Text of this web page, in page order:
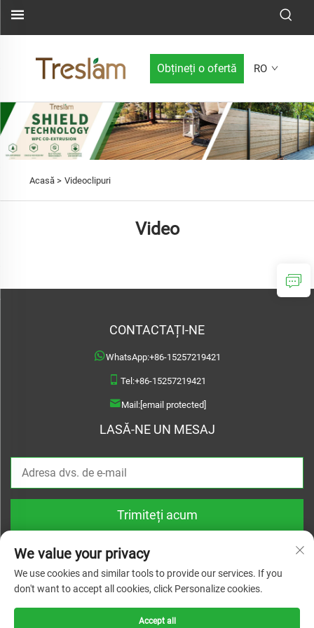
Obțineți o ofertă RO
Acasă > Videoclipuri
Video
CONTACTAȚI-NE
WhatsApp:+86-15257219421
Tel:+86-15257219421
Mail:[email protected]
LASĂ-NE UN MESAJ
Trimiteți acum
confidențialitate
We value your privacy
We use cookies and similar tools to provide our services. If you
don't want to accept all cookies, click Personalize cookies.
Accept all